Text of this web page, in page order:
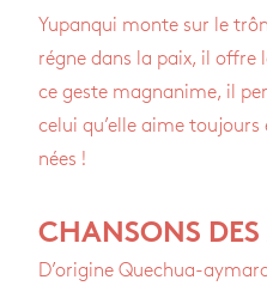
Yupan­qui monte sur le
régne dans la paix, il offre
ce geste magna­nime, il
celui qu’elle aime
nées !
CHANSONS DES
D’ori­gine Que­chua-